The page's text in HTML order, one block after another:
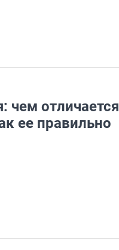
чем отличается
ее правильно